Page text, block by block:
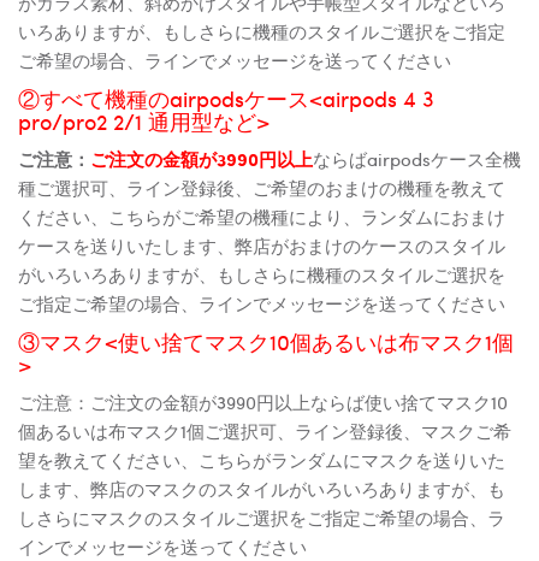
いろありますが、もしさらに機種のスタイルご選択をご指定
ご希望の場合、ラインでメッセージを送ってください
②すべて機種のairpodsケース<airpods 4 3
pro/pro2 2/1 通用型など>
ご注意： ご注文の金額が3990円以上ならばairpodsケース全機
種ご選択可、ライン登録後、ご希望のおまけの機種を教えて
ください、こちらがご希望の機種により、ランダムにおまけ
ケースを送りいたします、弊店がおまけのケースのスタイル
がいろいろありますが、もしさらに機種のスタイルご選択を
ご指定ご希望の場合、ラインでメッセージを送ってください
③マスク<使い捨てマスク10個あるいは布マスク1個
>
ご注意：ご注文の金額が3990円以上ならば使い捨てマスク10
個あるいは布マスク1個ご選択可、ライン登録後、マスクご希
望を教えてください、こちらがランダムにマスクを送りいた
します、弊店のマスクのスタイルがいろいろありますが、も
しさらにマスクのスタイルご選択をご指定ご希望の場合、ラ
インでメッセージを送ってください